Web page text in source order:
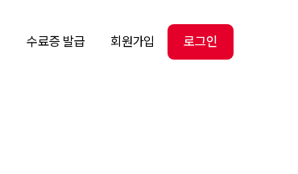
수료증 발급 회원가입 로그인